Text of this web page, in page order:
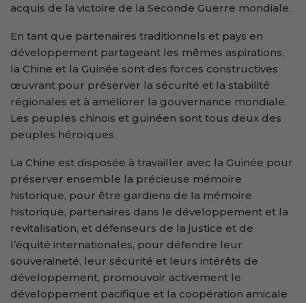
acquis de la victoire de la Seconde Guerre mondiale.
En tant que partenaires traditionnels et pays en
développement partageant les mêmes aspirations,
la Chine et la Guinée sont des forces constructives
œuvrant pour préserver la sécurité et la stabilité
régionales et à améliorer la gouvernance mondiale.
Les peuples chinois et guinéen sont tous deux des
peuples héroïques.
La Chine est disposée à travailler avec la Guinée pour
préserver ensemble la précieuse mémoire
historique, pour être gardiens de la mémoire
historique, partenaires dans le développement et la
revitalisation, et défenseurs de la justice et de
l’équité internationales, pour défendre leur
souveraineté, leur sécurité et leurs intérêts de
développement, promouvoir activement le
développement pacifique et la coopération amicale